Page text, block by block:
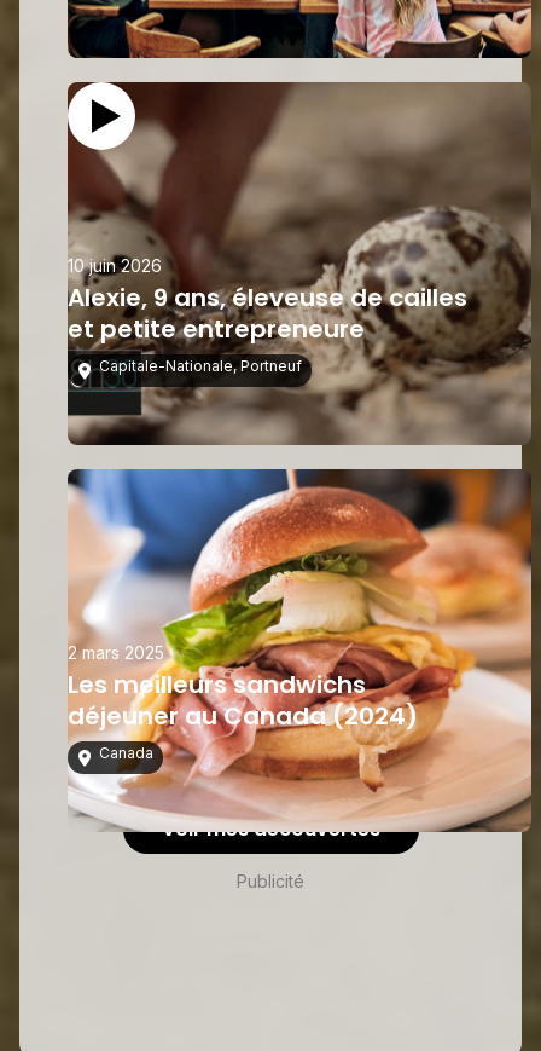
10 juin 2026
Alexie, 9 ans, éleveuse de cailles
et petite entrepreneure
Capitale-Nationale, Portneuf
2 mars 2025
Les meilleurs sandwichs
déjeuner au Canada (2024)
Canada
Voir mes découvertes
Publicité